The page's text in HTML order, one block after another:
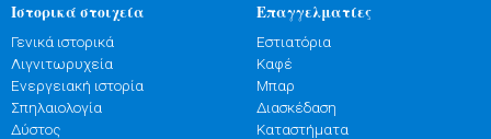
Ιστορικά στοιχεία
Γενικά ιστορικά
Λιγνιτωρυχεία
Ενεργειακή ιστορία
Σπηλαιολογία
Δύστος
Επαγγελματίες
Εστιατόρια
Καφέ
Μπαρ
Διασκέδαση
Καταστήματα